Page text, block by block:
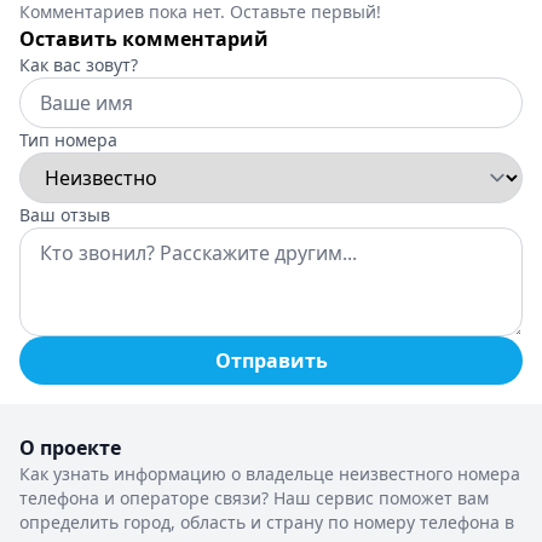
Комментариев пока нет. Оставьте первый!
Оставить комментарий
Как вас зовут?
Тип номера
Ваш отзыв
Отправить
О проекте
Как узнать информацию о владельце неизвестного номера
телефона и операторе связи? Наш сервис поможет вам
определить город, область и страну по номеру телефона в